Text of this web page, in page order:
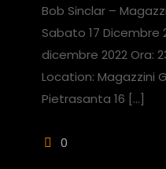
Bob Sinclar –
Sabato 17 Dicembre
dicembre 2022 Ora:
Location: Magazzini
Pietrasanta 16 […]
0